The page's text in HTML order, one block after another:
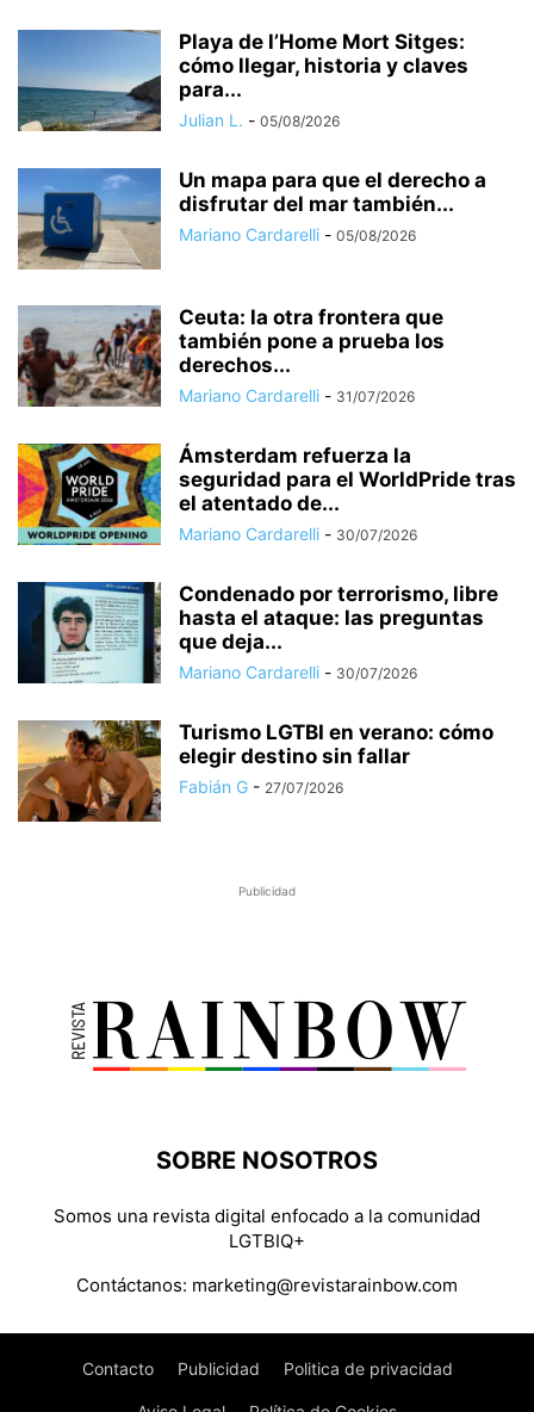
Playa de l’Home Mort Sitges:
cómo llegar, historia y claves
para...
Julian L. - 05/08/2026
Un mapa para que el derecho a
disfrutar del mar también...
Mariano Cardarelli - 05/08/2026
Ceuta: la otra frontera que
también pone a prueba los
derechos...
Mariano Cardarelli - 31/07/2026
Ámsterdam refuerza la
seguridad para el WorldPride tras
el atentado de...
Mariano Cardarelli - 30/07/2026
Condenado por terrorismo, libre
hasta el ataque: las preguntas
que deja...
Mariano Cardarelli - 30/07/2026
Turismo LGTBI en verano: cómo
elegir destino sin fallar
Fabián G - 27/07/2026
Publicidad
SOBRE NOSOTROS
Somos una revista digital enfocado a la comunidad
LGTBIQ+
Contáctanos: marketing@revistarainbow.com
Contacto Publicidad Politica de privacidad